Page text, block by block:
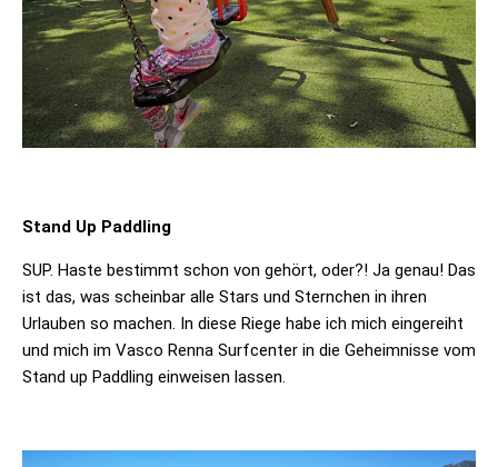
Stand Up Paddling
SUP. Haste bestimmt schon von gehört, oder?! Ja genau! Das
ist das, was scheinbar alle Stars und Sternchen in ihren
Urlauben so machen. In diese Riege habe ich mich eingereiht
und mich im Vasco Renna Surfcenter in die Geheimnisse vom
Stand up Paddling einweisen lassen.